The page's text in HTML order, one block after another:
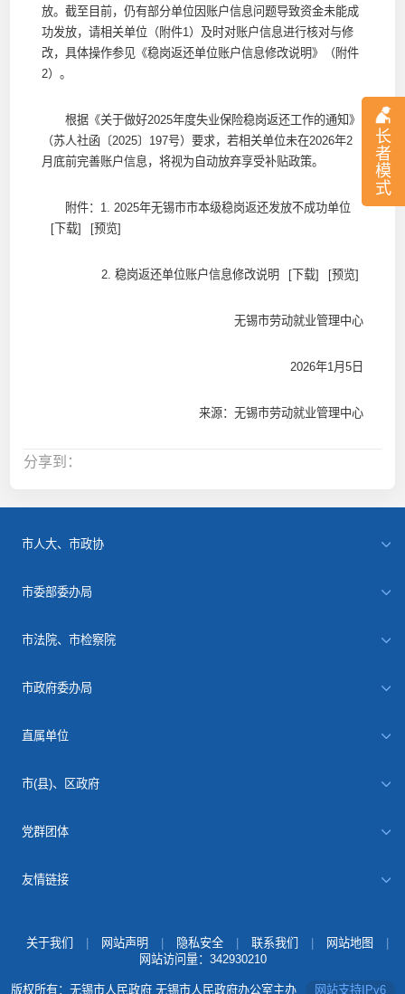
长
者
模
式
放。截至目前，仍有部分单位因账户信息问题导致资金未能成
功发放，请相关单位（附件1）及时对账户信息进行核对与修
改，具体操作参见《稳岗返还单位账户信息修改说明》（附件
2）。
根据《关于做好2025年度失业保险稳岗返还工作的通知》
（苏人社函〔2025〕197号）要求，若相关单位未在2026年2
月底前完善账户信息，将视为自动放弃享受补贴政策。
附件：1. 2025年无锡市市本级稳岗返还发放不成功单位
[下载]
[预览]
2. 稳岗返还单位账户信息修改说明 [下载] [预览]
无锡市劳动就业管理中心
2026年1月5日
来源：无锡市劳动就业管理中心
分享到：
市人大、市政协
市委部委办局
市法院、市检察院
市政府委办局
直属单位
市(县)、区政府
党群团体
友情链接
关于我们 网站声明 隐私安全 联系我们 网站地图
网站访问量： 342930210
版权所有：无锡市人民政府 无锡市人民政府办公室主办 网站支持IPv6